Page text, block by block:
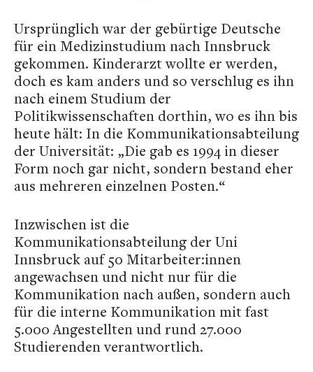
Ursprünglich war der gebürtige Deutsche
für ein Medizinstudium nach Innsbruck
gekommen. Kinderarzt wollte er werden,
doch es kam anders und so verschlug es ihn
nach einem Studium der
Politikwissenschaften dorthin, wo es ihn bis
heute hält: In die Kommunikationsabteilung
der Universität: „Die gab es 1994 in dieser
Form noch gar nicht, sondern bestand eher
aus mehreren einzelnen Posten.“
Inzwischen ist die
Kommunikationsabteilung der Uni
Innsbruck auf 50 Mitarbeiter:innen
angewachsen und nicht nur für die
Kommunikation nach außen, sondern auch
für die interne Kommunikation mit fast
5.000 Angestellten und rund 27.000
Studierenden verantwortlich.